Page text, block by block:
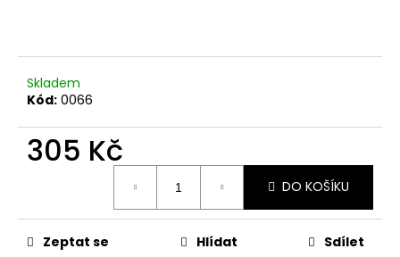
Skladem
Kód: 0066
305 Kč
DO KOŠÍKU
Zeptat se Hlídat Sdílet
o
p
o
u
j
e